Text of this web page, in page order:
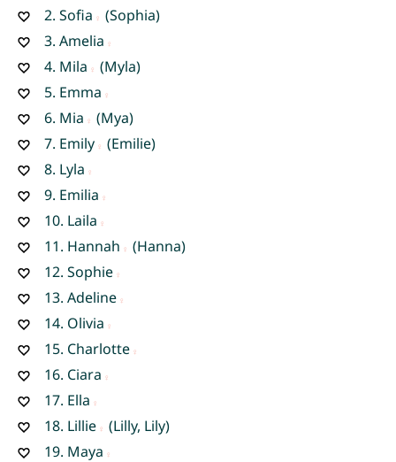
2. Sofia
(Sophia)
3. Amelia
4. Mila
(Myla)
5. Emma
6. Mia
(Mya)
7. Emily
(Emilie)
8. Lyla
9. Emilia
10. Laila
11. Hannah
(Hanna)
12. Sophie
13. Adeline
14. Olivia
15. Charlotte
16. Ciara
17. Ella
18. Lillie
(Lilly, Lily)
19. Maya